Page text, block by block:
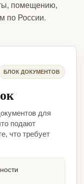
помещению,
по России.
БЛОК ДОКУМЕНТОВ
для
подают
что требует